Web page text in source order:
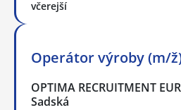
včerejší
Operátor výroby (m/
OPTIMA RECRUITMENT
Sadská